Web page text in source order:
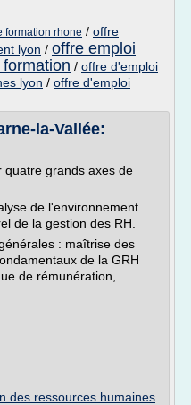
formation rhone / offre
lyon / offre emploi
/ offre d'emploi
lyon / offre d'emploi
la-Vallée:
quatre grands axes de
de l'environnement
de la gestion des RH.
: maîtrise des
de la GRH
de rémunération,
des ressources humaines